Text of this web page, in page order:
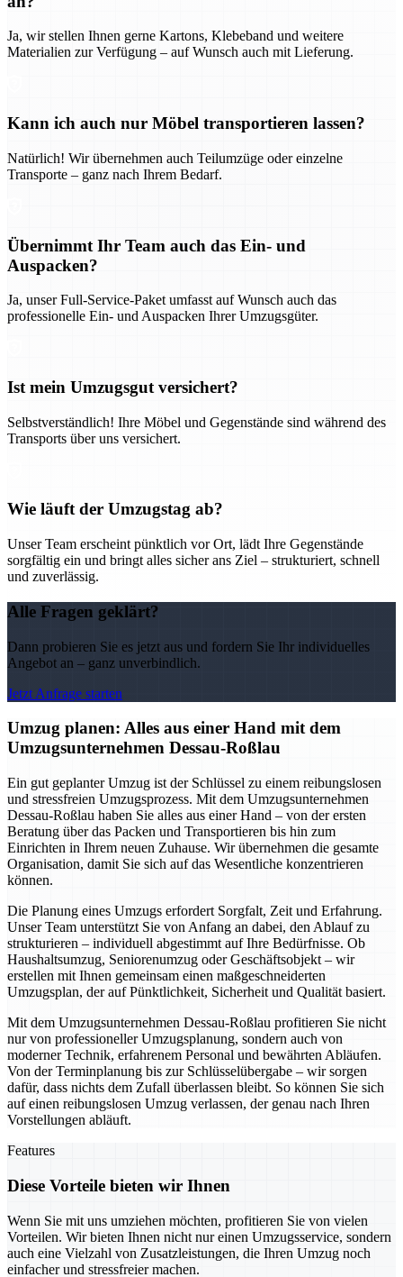
Ja, wir stellen Ihnen gerne Kartons, Klebeband und weitere
Materialien zur Verfügung – auf Wunsch auch mit Lieferung.
Kann ich auch nur Möbel transportieren lassen?
Natürlich! Wir übernehmen auch Teilumzüge oder einzelne
Transporte – ganz nach Ihrem Bedarf.
Übernimmt Ihr Team auch das Ein- und
Auspacken?
Ja, unser Full-Service-Paket umfasst auf Wunsch auch das
professionelle Ein- und Auspacken Ihrer Umzugsgüter.
Ist mein Umzugsgut versichert?
Selbstverständlich! Ihre Möbel und Gegenstände sind während des
Transports über uns versichert.
Wie läuft der Umzugstag ab?
Unser Team erscheint pünktlich vor Ort, lädt Ihre Gegenstände
sorgfältig ein und bringt alles sicher ans Ziel – strukturiert, schnell
und zuverlässig.
Alle Fragen geklärt?
Dann probieren Sie es jetzt aus und fordern Sie Ihr individuelles
Angebot an – ganz unverbindlich.
Jetzt Anfrage starten
Umzug planen: Alles aus einer Hand mit dem
Umzugsunternehmen Dessau-Roßlau
Ein gut geplanter Umzug ist der Schlüssel zu einem reibungslosen
und stressfreien Umzugsprozess. Mit dem Umzugsunternehmen
Dessau-Roßlau haben Sie alles aus einer Hand – von der ersten
Beratung über das Packen und Transportieren bis hin zum
Einrichten in Ihrem neuen Zuhause. Wir übernehmen die gesamte
Organisation, damit Sie sich auf das Wesentliche konzentrieren
können.
Die Planung eines Umzugs erfordert Sorgfalt, Zeit und Erfahrung.
Unser Team unterstützt Sie von Anfang an dabei, den Ablauf zu
strukturieren – individuell abgestimmt auf Ihre Bedürfnisse. Ob
Haushaltsumzug, Seniorenumzug oder Geschäftsobjekt – wir
erstellen mit Ihnen gemeinsam einen maßgeschneiderten
Umzugsplan, der auf Pünktlichkeit, Sicherheit und Qualität basiert.
Mit dem Umzugsunternehmen Dessau-Roßlau profitieren Sie nicht
nur von professioneller Umzugsplanung, sondern auch von
moderner Technik, erfahrenem Personal und bewährten Abläufen.
Von der Terminplanung bis zur Schlüsselübergabe – wir sorgen
dafür, dass nichts dem Zufall überlassen bleibt. So können Sie sich
auf einen reibungslosen Umzug verlassen, der genau nach Ihren
Vorstellungen abläuft.
Features
Diese Vorteile bieten wir Ihnen
Wenn Sie mit uns umziehen möchten, profitieren Sie von vielen
Vorteilen. Wir bieten Ihnen nicht nur einen Umzugsservice, sondern
auch eine Vielzahl von Zusatzleistungen, die Ihren Umzug noch
einfacher und stressfreier machen.